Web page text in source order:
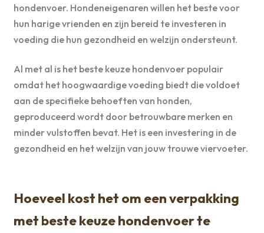
hondenvoer. Hondeneigenaren willen het beste voor
hun harige vrienden en zijn bereid te investeren in
voeding die hun gezondheid en welzijn ondersteunt.
Al met al is het beste keuze hondenvoer populair
omdat het hoogwaardige voeding biedt die voldoet
aan de specifieke behoeften van honden,
geproduceerd wordt door betrouwbare merken en
minder vulstoffen bevat. Het is een investering in de
gezondheid en het welzijn van jouw trouwe viervoeter.
Hoeveel kost het om een verpakking
met beste keuze hondenvoer te